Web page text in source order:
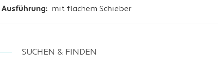
Ausführung:
mit flachem Schieber
SUCHEN & FINDEN